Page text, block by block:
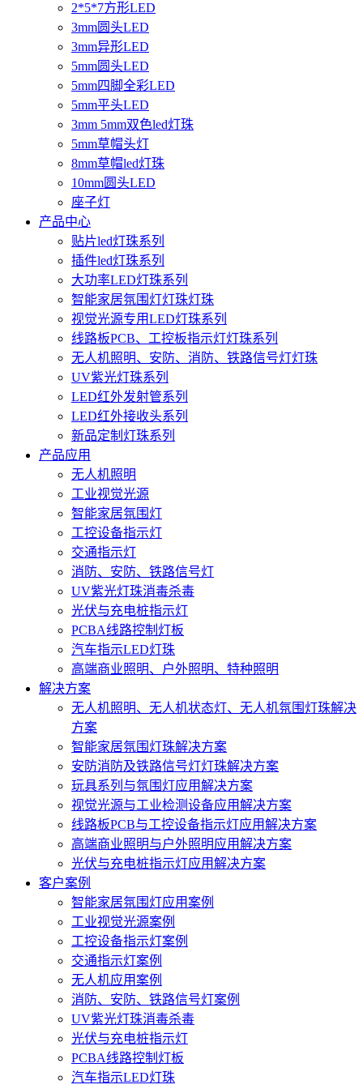
2*5*7方形LED
3mm圆头LED
3mm异形LED
5mm圆头LED
5mm四脚全彩LED
5mm平头LED
3mm 5mm双色led灯珠
5mm草帽头灯
8mm草帽led灯珠
10mm圆头LED
座子灯
产品中心
贴片led灯珠系列
插件led灯珠系列
大功率LED灯珠系列
智能家居氛围灯灯珠灯珠
视觉光源专用LED灯珠系列
线路板PCB、工控板指示灯灯珠系列
无人机照明、安防、消防、铁路信号灯灯珠
UV紫光灯珠系列
LED红外发射管系列
LED红外接收头系列
新品定制灯珠系列
产品应用
无人机照明
工业视觉光源
智能家居氛围灯
工控设备指示灯
交通指示灯
消防、安防、铁路信号灯
UV紫光灯珠消毒杀毒
光伏与充电桩指示灯
PCBA线路控制灯板
汽车指示LED灯珠
高端商业照明、户外照明、特种照明
解决方案
无人机照明、无人机状态灯、无人机氛围灯珠解决
方案
智能家居氛围灯珠解决方案
安防消防及铁路信号灯灯珠解决方案
玩具系列与氛围灯应用解决方案
视觉光源与工业检测设备应用解决方案
线路板PCB与工控设备指示灯应用解决方案
高端商业照明与户外照明应用解决方案
光伏与充电桩指示灯应用解决方案
客户案例
智能家居氛围灯应用案例
工业视觉光源案例
工控设备指示灯案例
交通指示灯案例
无人机应用案例
消防、安防、铁路信号灯案例
UV紫光灯珠消毒杀毒
光伏与充电桩指示灯
PCBA线路控制灯板
汽车指示LED灯珠